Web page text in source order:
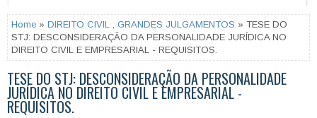
Home » DIREITO CIVIL GRANDES JULGAMENTOS » TESE DO
STJ: DESCONSIDERAÇÃO DA PERSONALIDADE JURÍDICA NO
DIREITO CIVIL E EMPRESARIAL - REQUISITOS.
TESE DO STJ: DESCONSIDERAÇÃO DA PERSONALIDADE
JURÍDICA NO DIREITO CIVIL E EMPRESARIAL -
REQUISITOS.